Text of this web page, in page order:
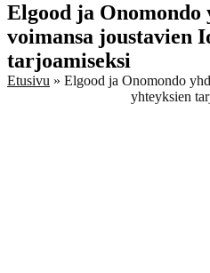
Elgood ja Onomondo
voimansa joustavien
tarjoamiseksi
Etusivu » Elgood ja Onomondo
yhteyksien